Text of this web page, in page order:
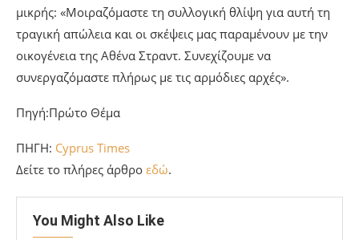
μικρής: «Μοιραζόμαστε τη συλλογική θλίψη για αυτή τη
τραγική απώλεια και οι σκέψεις μας παραμένουν με την
οικογένεια της Αθένα Στραντ. Συνεχίζουμε να
συνεργαζόμαστε πλήρως με τις αρμόδιες αρχές».
Πηγή:Πρώτο Θέμα
ΠΗΓΗ: Cyprus Times
Δείτε το πλήρες άρθρο εδώ.
You Might Also Like